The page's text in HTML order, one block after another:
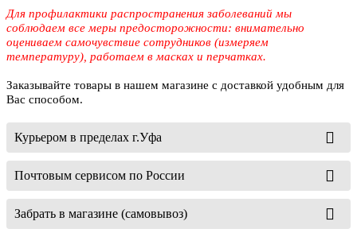
Для профилактики распространения заболеваний мы
соблюдаем все меры предосторожности: внимательно
оцениваем самочувствие сотрудников (измеряем
температуру), работаем в масках и перчатках.
Заказывайте товары в нашем магазине с доставкой удобным для
Вас способом.
Курьером в пределах г.Уфа
Почтовым сервисом по России
Забрать в магазине (самовывоз)